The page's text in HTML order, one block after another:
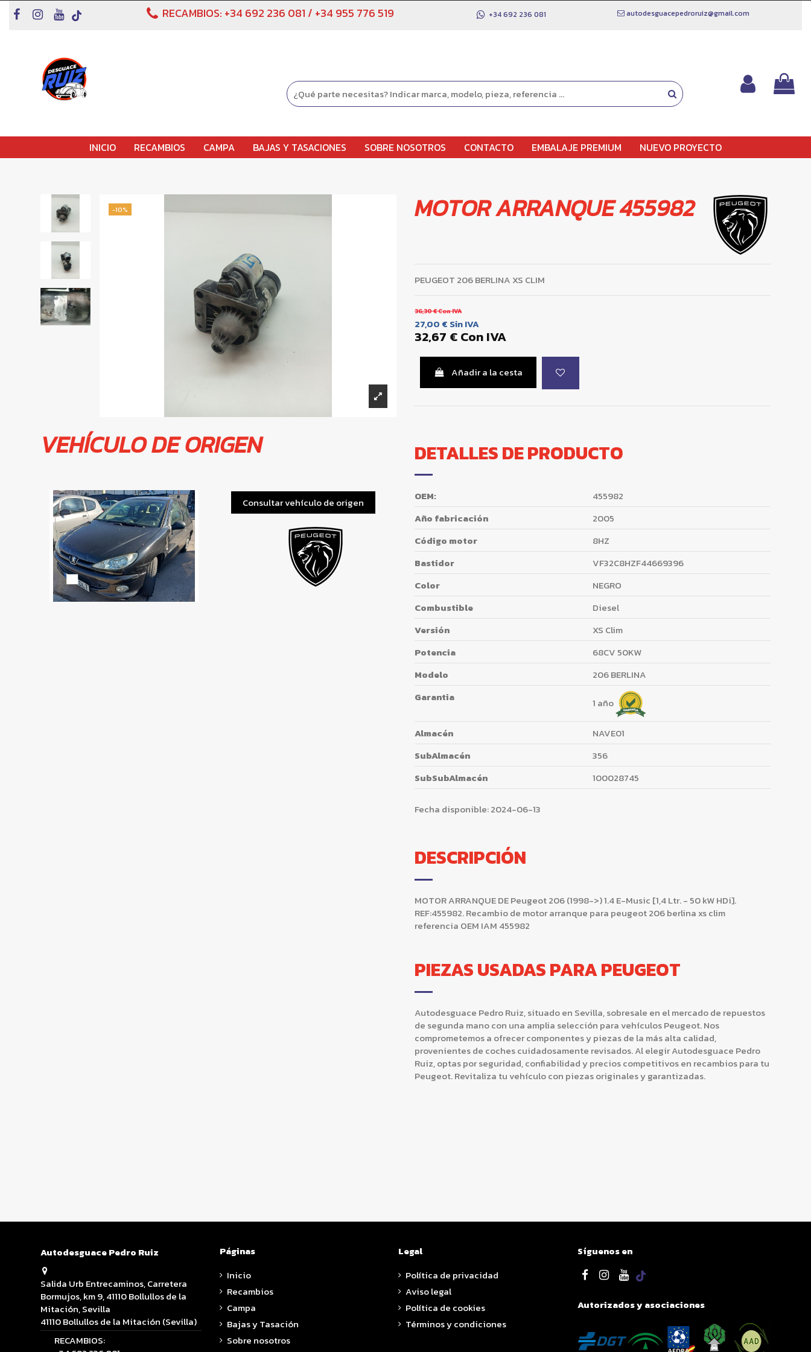
RECAMBIOS: +34 692 236 081 / +34 955 776 519 +34 692 236 081 autodesguacepedroruiz@gmail.com
INICIO RECAMBIOS CAMPA BAJAS Y TASACIONES SOBRE NOSOTROS CONTACTO EMBALAJE PREMIUM NUEVO PROYECTO
-10%
VEHÍCULO DE ORIGEN
Consultar vehículo de origen
MOTOR ARRANQUE 455982
PEUGEOT 206 BERLINA XS CLIM
36,30 €Con IVA
27,00 € Sin IVA
32,67 €Con IVA
Añadir a la cesta
DETALLES DE PRODUCTO
OEM:
455982
Año fabricación
2005
Código motor
8HZ
Bastidor
VF32C8HZF44669396
Color
NEGRO
Combustible
Diesel
Versión
XS Clim
Potencia
68CV 50KW
Modelo
206 BERLINA
Garantia
1 año
Almacén
NAVE01
SubAlmacén
356
SubSubAlmacén
100028745
Fecha disponible:2024-06-13
DESCRIPCIÓN
MOTOR ARRANQUE DE Peugeot 206 (1998->) 1.4 E-Music [1,4 Ltr. - 50 kW HDi].
REF:455982. Recambio de motor arranque para peugeot 206 berlina xs clim
referencia OEM IAM 455982
PIEZAS USADAS PARA PEUGEOT
Autodesguace Pedro Ruiz, situado en Sevilla, sobresale en el mercado de repuestos
de segunda mano con una amplia selección para vehículos Peugeot. Nos
comprometemos a ofrecer componentes y piezas de la más alta calidad,
provenientes de coches cuidadosamente revisados. Al elegir Autodesguace Pedro
Ruiz, optas por seguridad, confiabilidad y precios competitivos en recambios para tu
Peugeot. Revitaliza tu vehículo con piezas originales y garantizadas.
Autodesguace Pedro Ruiz
Salida Urb Entrecaminos, Carretera
Bormujos, km 9, 41110 Bollullos de la
Mitación, Sevilla
41110 Bollullos de la Mitación (Sevilla)
RECAMBIOS:
Páginas
Inicio
Recambios
Campa
Bajas y Tasación
Sobre nosotros
Legal
Política de privacidad
Aviso legal
Política de cookies
Términos y condiciones
Síguenos en
Autorizados y asociaciones